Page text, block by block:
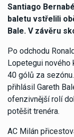
Santiago
baletu vstřelili
Bale. V závěru
Po odchodu
Lopetegui nového
40 gólů za
přihlásil Gareth
ofenzivnější rolí
potěšit trenéra.
AC Milán